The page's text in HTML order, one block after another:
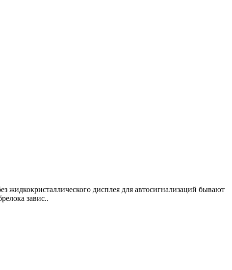
жидкокристаллического дисплея для автосигнализаций бывают
завис..